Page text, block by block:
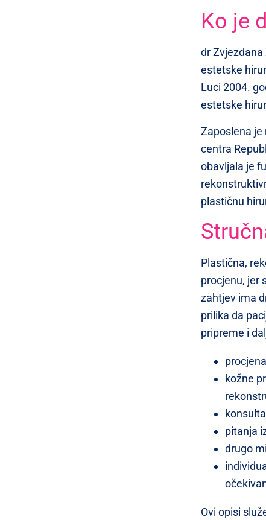
Ko je
dr
estetske
Luci 2004.
estetske
Zaposlena je
centra
obavljala je
plastičnu
Plastična,
procjenu, jer
zahtjev ima
prilika da
pripreme i
kožne
pitanja
drugo
Ovi opisi